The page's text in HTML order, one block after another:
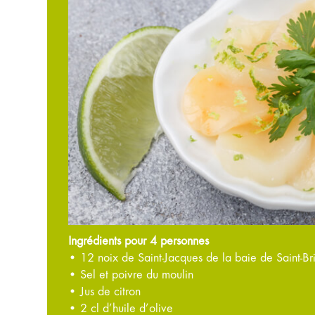
Ingrédients pour 4 personnes
• 12 noix de Saint-Jacques de la baie de Saint-
• Sel et poivre du moulin
• Jus de citron
• 2 cl d’huile d’olive